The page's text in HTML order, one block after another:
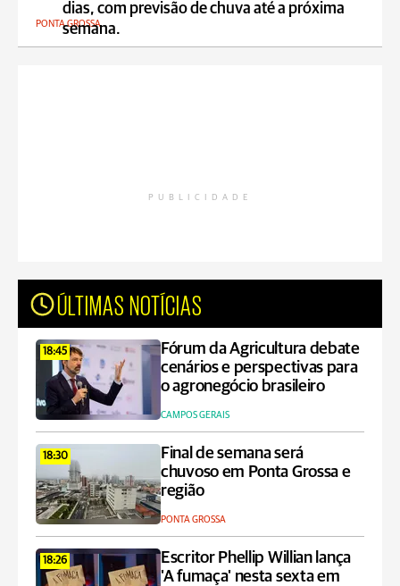
dias, com previsão de chuva até a próxima
semana.
PONTA GROSSA
PUBLICIDADE
ÚLTIMAS NOTÍCIAS
18:45
Fórum da Agricultura debate
cenários e perspectivas para
o agronegócio brasileiro
CAMPOS GERAIS
18:30
Final de semana será
chuvoso em Ponta Grossa e
região
PONTA GROSSA
18:26
Escritor Phellip Willian lança
'A fumaça' nesta sexta em